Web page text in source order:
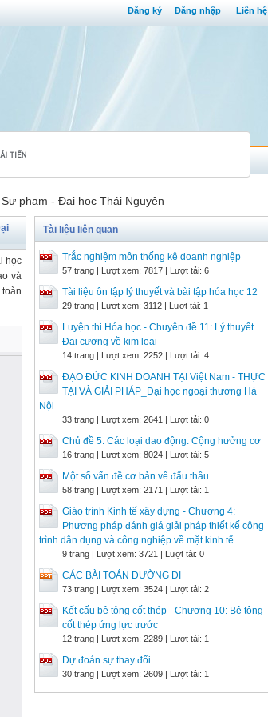
Đăng ký Đăng nhập Liên hệ
phạm - Đại học Thái Nguyên
học
và
Tài liệu liên quan
Trắc nghiệm môn thống kê doanh nghiệp
57 trang | Lượt xem: 7817 | Lượt tải: 6
Tài liệu ôn tập lý thuyết và bài tập hóa học 12
29 trang | Lượt xem: 3112 | Lượt tải: 1
Luyện thi Hóa học - Chuyên đề 11: Lý thuyết
Đại cương về kim loại
14 trang | Lượt xem: 2252 | Lượt tải: 4
ĐẠO ĐỨC KINH DOANH TẠI Việt Nam - THỰC
TẠI VÀ GIẢI PHÁP_Đại học ngoại thương Hà
Nội
33 trang | Lượt xem: 2641 | Lượt tải: 0
Chủ đề 5: Các loại dao động. Cộng hưởng cơ
16 trang | Lượt xem: 8024 | Lượt tải: 5
Một số vấn đề cơ bản về đấu thầu
58 trang | Lượt xem: 2171 | Lượt tải: 1
Giáo trình Kinh tế xây dựng - Chương 4:
Phương pháp đánh giá giải pháp thiết kế công
trình dân dụng và công nghiệp về mặt kinh tế
9 trang | Lượt xem: 3721 | Lượt tải: 0
CÁC BÀI TOÁN ĐƯỜNG ĐI
73 trang | Lượt xem: 3524 | Lượt tải: 2
Kết cấu bê tông cốt thép - Chương 10: Bê tông
cốt thép ứng lực trước
12 trang | Lượt xem: 2289 | Lượt tải: 1
Dự đoán sự thay đổi
30 trang | Lượt xem: 2609 | Lượt tải: 1